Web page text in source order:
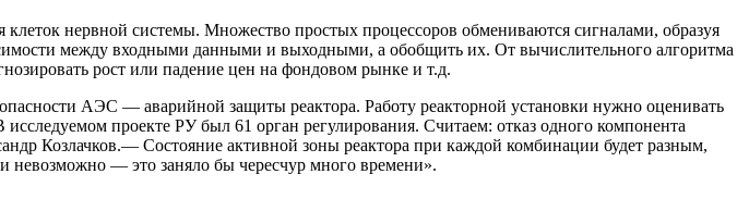
нервной системы. Множество простых процессоров обмениваются сигналами, образуя
между входными данными и выходными, а обобщить их. От вычислительного алгоритма
рост или падение цен на фондовом рынке и т.д.
АЭС — аварийной защиты реактора. Работу реакторной установки нужно оценивать
проекте РУ был 61 орган регулирования. Считаем: отказ одного компонента
Козлачков.— Состояние активной зоны реактора при каждой комбинации будет разным,
невозможно — это заняло бы чересчур много времени».